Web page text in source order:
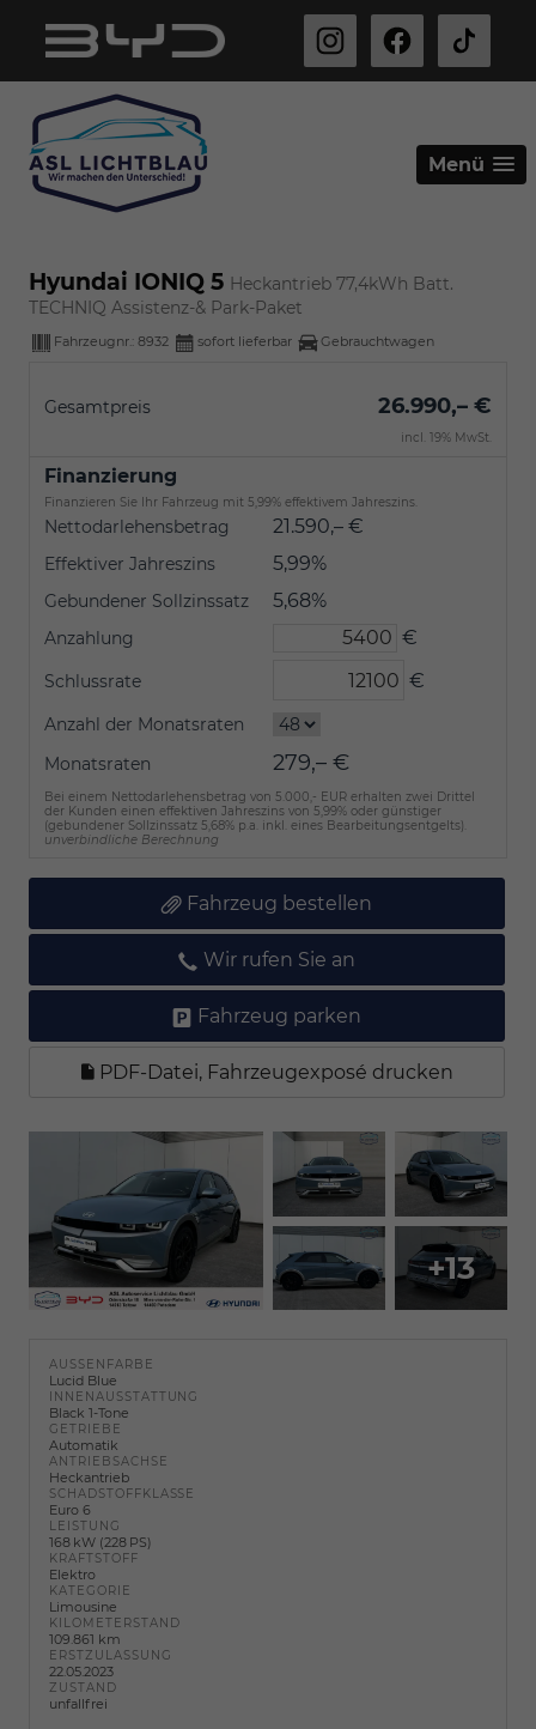
Menü
Hyundai IONIQ 5 Heckantrieb 77,4kWh Batt.
TECHNIQ Assistenz-& Park-Paket
Fahrzeugnr.: 8932 sofort lieferbar Gebrauchtwagen
Gesamtpreis 26.990,– €
incl. 19% MwSt.
Finanzierung
Finanzieren Sie Ihr Fahrzeug mit 5,99% effektivem Jahreszins.
Nettodarlehensbetrag 21.590,– €
Effektiver Jahreszins 5,99%
Gebundener Sollzinssatz 5,68%
Anzahlung €
Schlussrate €
Anzahl der Monatsraten
Monatsraten
279,– €
Bei einem Nettodarlehensbetrag von 5.000,- EUR erhalten zwei Drittel
der Kunden einen effektiven Jahreszins von 5,99% oder günstiger
(gebundener Sollzinssatz 5,68% p.a. inkl. eines Bearbeitungsentgelts).
unverbindliche Berechnung
Fahrzeug bestellen
Wir rufen Sie an
Fahrzeug parken
PDF-Datei, Fahrzeugexposé drucken
+13
AUSSENFARBE
Lucid Blue
INNENAUSSTATTUNG
Black 1-Tone
GETRIEBE
Automatik
ANTRIEBSACHSE
Heckantrieb
SCHADSTOFFKLASSE
Euro 6
LEISTUNG
168 kW (228 PS)
KRAFTSTOFF
Elektro
KATEGORIE
Limousine
KILOMETERSTAND
109.861 km
ERSTZULASSUNG
22.05.2023
ZUSTAND
unfallfrei